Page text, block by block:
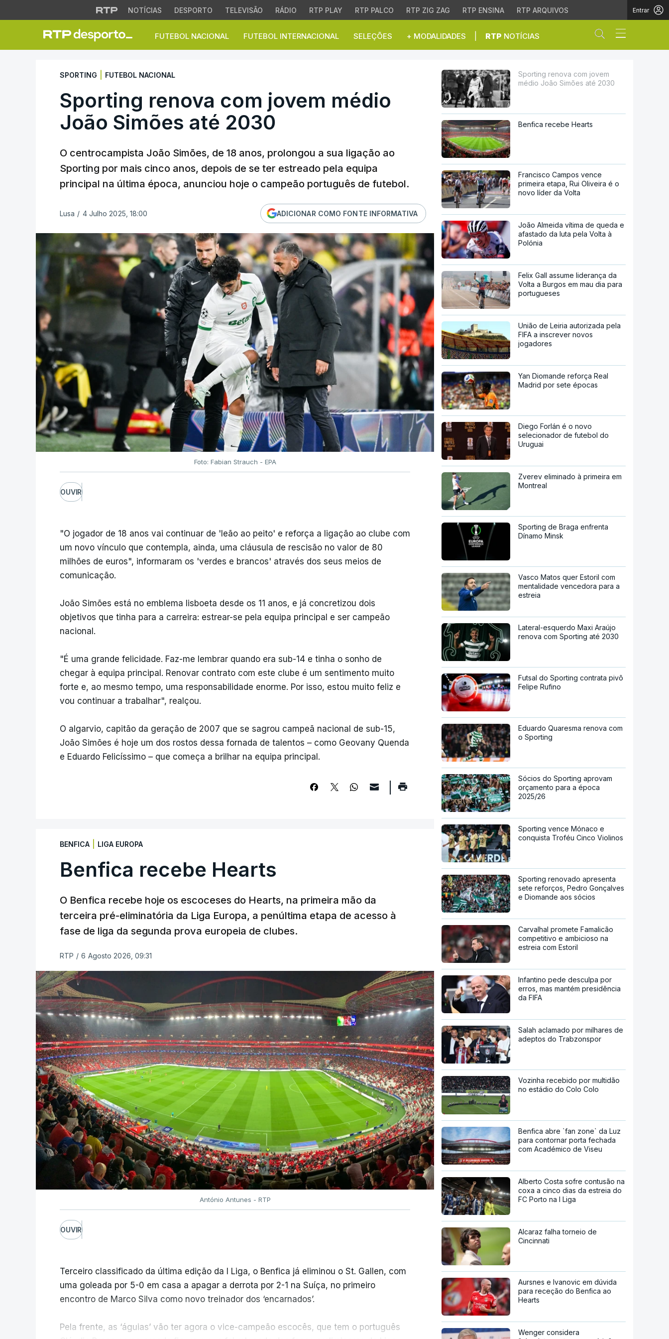
NOTÍCIAS DESPORTO TELEVISÃO RÁDIO RTP PLAY RTP PALCO RTP ZIG ZAG RTP ENSINA RTP ARQUIVOS Entrar
FUTEBOL NACIONAL FUTEBOL INTERNACIONAL SELEÇÕES + MODALIDADES RTP NOTÍCIAS Abrir campo
Sporting renova com jovem médio João Simões até 2030
SPORTING FUTEBOL NACIONAL
Sporting renova com jovem médio
João Simões até 2030
O centrocampista João Simões, de 18 anos, prolongou a sua ligação ao
Sporting por mais cinco anos, depois de se ter estreado pela equipa
principal na última época, anunciou hoje o campeão português de futebol.
Lusa / 4 Julho 2025, 18:00 ADICIONAR COMO FONTE INFORMATIVA
Foto: Fabian Strauch - EPA
OUVIR
"O jogador de 18 anos vai continuar de 'leão ao peito' e reforça a ligação ao clube com
um novo vínculo que contempla, ainda, uma cláusula de rescisão no valor de 80
milhões de euros", informaram os 'verdes e brancos' através dos seus meios de
comunicação.
João Simões está no emblema lisboeta desde os 11 anos, e já concretizou dois
objetivos que tinha para a carreira: estrear-se pela equipa principal e ser campeão
nacional.
"É uma grande felicidade. Faz-me lembrar quando era sub-14 e tinha o sonho de
chegar à equipa principal. Renovar contrato com este clube é um sentimento muito
forte e, ao mesmo tempo, uma responsabilidade enorme. Por isso, estou muito feliz e
vou continuar a trabalhar", realçou.
O algarvio, capitão da geração de 2007 que se sagrou campeã nacional de sub-15,
João Simões é hoje um dos rostos dessa fornada de talentos – como Geovany Quenda
e Eduardo Felicíssimo – que começa a brilhar na equipa principal.
BENFICA LIGA EUROPA
Benfica recebe Hearts
O Benfica recebe hoje os escoceses do Hearts, na primeira mão da
terceira pré-eliminatória da Liga Europa, a penúltima etapa de acesso à
fase de liga da segunda prova europeia de clubes.
RTP / 6 Agosto 2026, 09:31
António Antunes - RTP
OUVIR
Terceiro classificado da última edição da I Liga, o Benfica já eliminou o St. Gallen, com
uma goleada por 5-0 em casa a apagar a derrota por 2-1 na Suíça, no primeiro
encontro de Marco Silva como novo treinador dos ‘encarnados’.
Pela frente, as ‘águias’ vão ter agora o vice-campeão escocês, que tem o português
Sporting renova com jovem
médio João Simões até 2030
Benfica recebe Hearts
Francisco Campos vence
primeira etapa, Rui Oliveira é o
novo líder da Volta
João Almeida vítima de queda e
afastado da luta pela Volta à
Polónia
Felix Gall assume liderança da
Volta a Burgos em mau dia para
portugueses
União de Leiria autorizada pela
FIFA a inscrever novos
jogadores
Yan Diomande reforça Real
Madrid por sete épocas
Diego Forlán é o novo
selecionador de futebol do
Uruguai
Zverev eliminado à primeira em
Montreal
Sporting de Braga enfrenta
Dínamo Minsk
Vasco Matos quer Estoril com
mentalidade vencedora para a
estreia
Lateral-esquerdo Maxi Araújo
renova com Sporting até 2030
Futsal do Sporting contrata pivô
Felipe Rufino
Eduardo Quaresma renova com
o Sporting
Sócios do Sporting aprovam
orçamento para a época
2025/26
Sporting vence Mónaco e
conquista Troféu Cinco Violinos
Sporting renovado apresenta
sete reforços, Pedro Gonçalves
e Diomande aos sócios
Carvalhal promete Famalicão
competitivo e ambicioso na
estreia com Estoril
Infantino pede desculpa por
erros, mas mantém presidência
da FIFA
Salah aclamado por milhares de
adeptos do Trabzonspor
Vozinha recebido por multidão
no estádio do Colo Colo
Benfica abre `fan zone` da Luz
para contornar porta fechada
com Académico de Viseu
Alberto Costa sofre contusão na
coxa a cinco dias da estreia do
FC Porto na I Liga
Alcaraz falha torneio de
Cincinnati
Aursnes e Ivanovic em dúvida
para receção do Benfica ao
Hearts
Wenger considera